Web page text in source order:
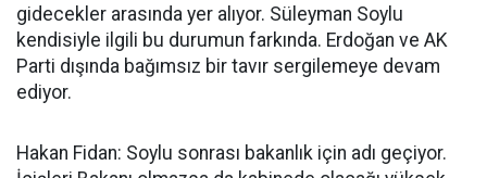
gidecekler arasında yer alıyor. Süleyman Soylu
kendisiyle ilgili bu durumun farkında. Erdoğan ve AK
Parti dışında bağımsız bir tavır sergilemeye devam
ediyor.
Hakan Fidan: Soylu sonrası bakanlık için adı geçiyor.